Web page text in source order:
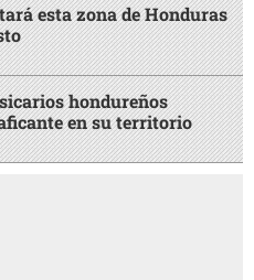
esta zona de Honduras
hondureños
en su territorio